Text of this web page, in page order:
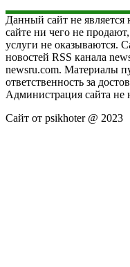
Данный сайт не
сайте ни чего не
услуги не оказываются.
новостей RSS канала
newsru.com. Материалы
ответственность за
Администрация сайта не
Сайт от psikhoter @ 2023